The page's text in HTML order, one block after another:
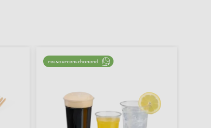
ressourcenschonend